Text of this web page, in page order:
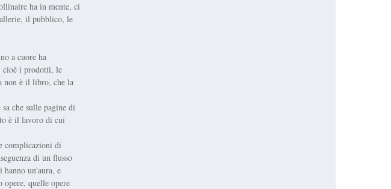
ha in mente, ci
il pubblico, le
a cuore ha
cioè i prodotti, le
non è il libro, che la
che sulle pagine di
è il lavoro di cui
complicazioni di
di un flusso
un'aura, e
quelle opere